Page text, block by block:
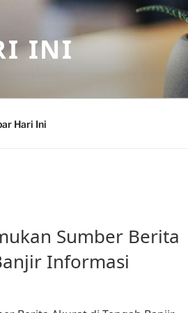
INI
Hari Ini
Sumber Berita
Informasi